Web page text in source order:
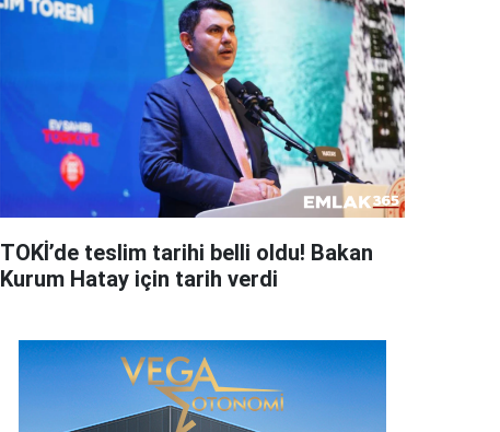
TOKİ’de teslim tarihi belli oldu! Bakan
Kurum Hatay için tarih verdi